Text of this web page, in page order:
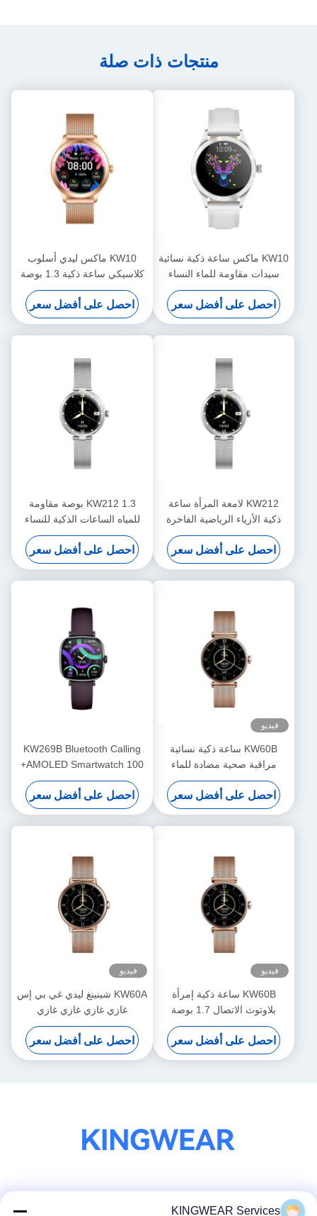
منتجات ذات صلة
KW10 ماكس ساعة ذكية نسائية
سيدات مقاومة للماء النساء
اللياقة البدنية ساعة ذكية شاشة
AMOLED
احصل على أفضل سعر
KW10 ماكس ليدي أسلوب
كلاسيكي ساعة ذكية 1.3 بوصة
صحة المرأة ساعة ذكية مقاومة
للماء
احصل على أفضل سعر
KW212 لامعة المرأة ساعة
ذكية الأزياء الرياضية الفاخرة
المرأة ساعة ذكية مقاومة للماء
احصل على أفضل سعر
KW212 1.3 بوصة مقاومة
للمياه الساعات الذكية للنساء
السيدات مقاومة للمياه
احصل على أفضل سعر
فيديو
KW60B ساعة ذكية نسائية
مراقبة صحية مضادة للماء
الساعات الذكية للنساء 1.7
بوصة
احصل على أفضل سعر
KW269B Bluetooth Calling
AMOLED Smartwatch 100+
وضع الرياضة Smart Watch
مراقبة الصحة
احصل على أفضل سعر
فيديو
KW60B ساعة ذكية إمرأة
بلاوتوث الاتصال 1.7 بوصة
شاشة ساعة ذكية مقاومة للماء
احصل على أفضل سعر
فيديو
KW60A شينينغ ليدي غي بي إس
غازي غازي غازي غازي
احصل على أفضل سعر
KINGWEAR Services